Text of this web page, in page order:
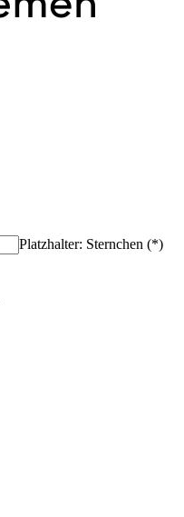
Platzhalter: Sternchen (*)